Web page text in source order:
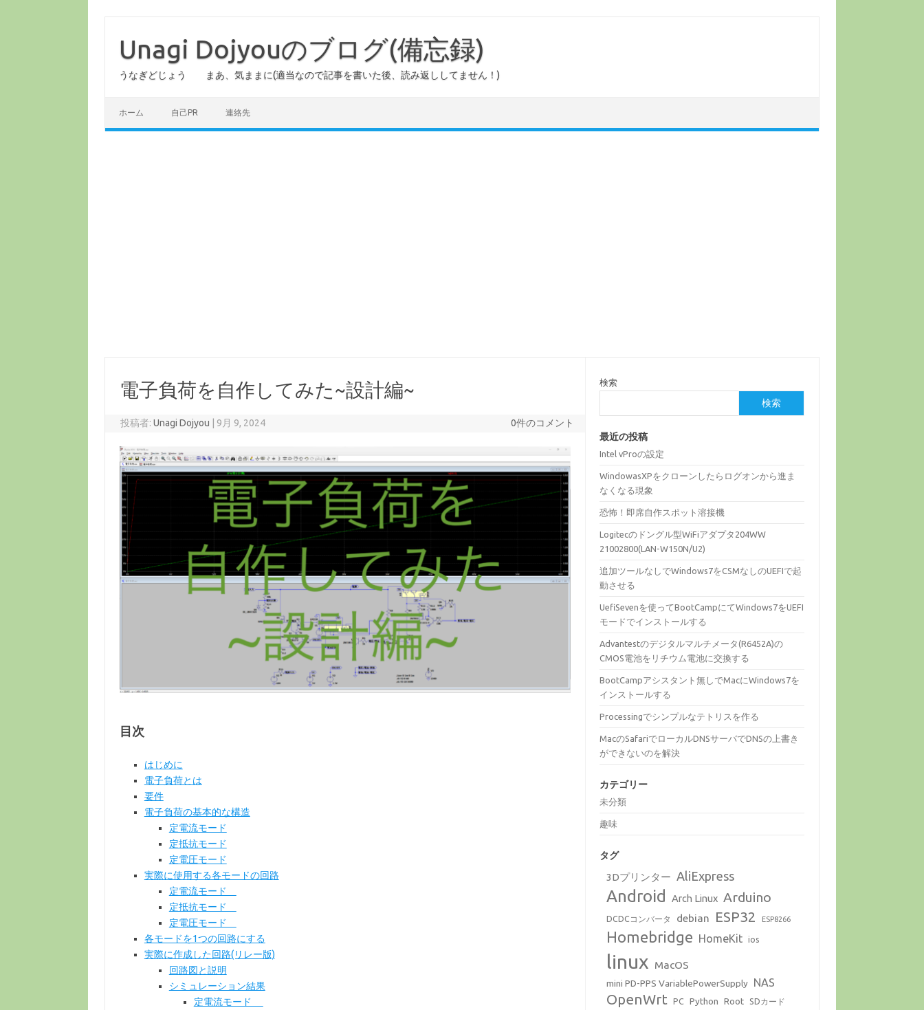
Unagi Dojyouのブログ(備忘録)
うなぎどじょう まあ、気ままに(適当なので記事を書いた後、読み返ししてません！)
ホーム 自己PR 連絡先
電子負荷を自作してみた~設計編~
投稿者:Unagi Dojyou 9月 9, 2024 0件のコメント
目次
はじめに
電子負荷とは
要件
電子負荷の基本的な構造
定電流モード
定抵抗モード
定電圧モード
実際に使用する各モードの回路
定電流モード
定抵抗モード
定電圧モード
各モードを1つの回路にする
実際に作成した回路(リレー版)
回路図と説明
シミュレーション結果
定電流モード
検索
検索
最近の投稿
Intel vProの設定
WindowasXPをクローンしたらログオンから進ま
なくなる現象
恐怖！即席自作スポット溶接機
Logitecのドングル型WiFiアダプタ204WW
21002800(LAN-W150N/U2)
追加ツールなしでWindows7をCSMなしのUEFIで起
動させる
UefiSevenを使ってBootCampにてWindows7をUEFI
モードでインストールする
Advantestのデジタルマルチメータ(R6452A)の
CMOS電池をリチウム電池に交換する
BootCampアシスタント無しでMacにWindows7を
インストールする
Processingでシンプルなテトリスを作る
MacのSafariでローカルDNSサーバでDNSの上書き
ができないのを解決
カテゴリー
未分類
趣味
タグ
3Dプリンター AliExpress
Android Arch Linux Arduino
DCDCコンバータ debian ESP32 ESP8266
Homebridge HomeKit ios
linux MacOS
mini PD-PPS VariablePowerSupply NAS
OpenWrt PC Python Root SDカード